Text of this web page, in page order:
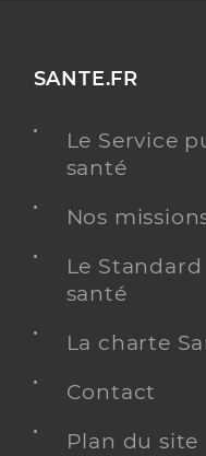
SANTE.FR
Le Service
santé
Nos
Le
santé
La charte
Contact
Plan du site